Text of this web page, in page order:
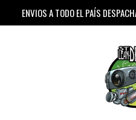
ENVIOS A TODO EL PAÍS